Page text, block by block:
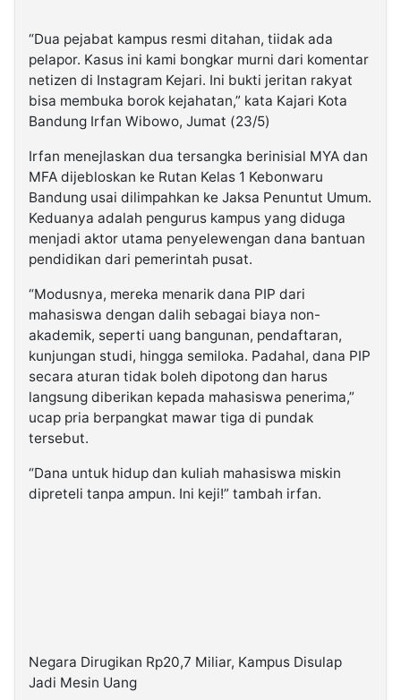
“Dua pejabat kampus resmi ditahan, tiidak ada
pelapor. Kasus ini kami bongkar murni dari komentar
netizen di Instagram Kejari. Ini bukti jeritan rakyat
bisa membuka borok kejahatan,” kata Kajari Kota
Bandung Irfan Wibowo, Jumat (23/5)
Irfan menejlaskan dua tersangka berinisial MYA dan
MFA dijebloskan ke Rutan Kelas 1 Kebonwaru
Bandung usai dilimpahkan ke Jaksa Penuntut Umum.
Keduanya adalah pengurus kampus yang diduga
menjadi aktor utama penyelewengan dana bantuan
pendidikan dari pemerintah pusat.
“Modusnya, mereka menarik dana PIP dari
mahasiswa dengan dalih sebagai biaya non-
akademik, seperti uang bangunan, pendaftaran,
kunjungan studi, hingga semiloka. Padahal, dana PIP
secara aturan tidak boleh dipotong dan harus
langsung diberikan kepada mahasiswa penerima,”
ucap pria berpangkat mawar tiga di pundak
tersebut.
“Dana untuk hidup dan kuliah mahasiswa miskin
dipreteli tanpa ampun. Ini keji!” tambah irfan.
Negara Dirugikan Rp20,7 Miliar, Kampus Disulap
Jadi Mesin Uang